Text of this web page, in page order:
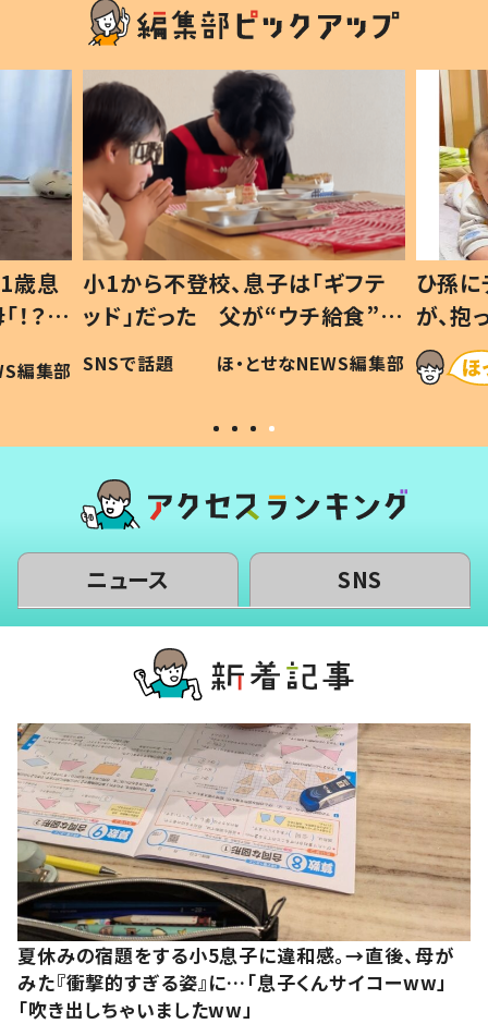
歳息
？」
編集部
小1から不登校、息子は「ギフテ
ッド」だった 父が“ウチ給食”を
作り続ける理由とは #令和の親
#令和の子
SNSで話題 ほ・とせなNEWS編集部
ひ孫
が、
「涙が
い」
ニュース SNS
夏休みの宿題をする小5息子に違和感。→直後、母が
みた『衝撃的すぎる姿』に…「息子くんサイコーww」
「吹き出しちゃいましたww」